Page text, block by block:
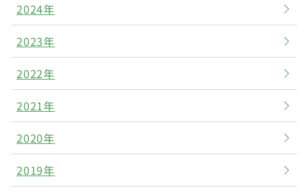
2024年
2023年
2022年
2021年
2020年
2019年